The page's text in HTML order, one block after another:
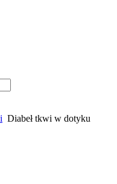
Diabeł tkwi w dotyku